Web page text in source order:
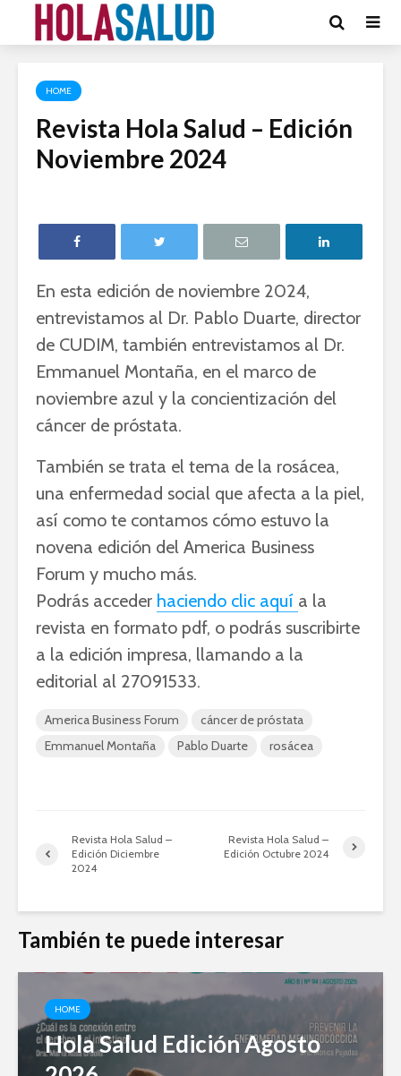
HOME
Revista Hola Salud – Edición
Noviembre 2024
En esta edición de noviembre 2024,
entrevistamos al Dr. Pablo Duarte, director
de CUDIM, también entrevistamos al Dr.
Emmanuel Montaña, en el marco de
noviembre azul y la concientización del
cáncer de próstata.
También se trata el tema de la rosácea,
una enfermedad social que afecta a la piel,
así como te contamos cómo estuvo la
novena edición del America Business
Forum y mucho más.
Podrás acceder haciendo clic aquí a la
revista en formato pdf, o podrás suscribirte
a la edición impresa, llamando a la
editorial al 27091533.
America Business Forum
cáncer de próstata
Emmanuel Montaña
Pablo Duarte rosácea
Revista Hola Salud –
Edición Diciembre
2024
Revista Hola Salud –
Edición Octubre 2024
También te puede interesar
HOME
Hola Salud Edición Agosto